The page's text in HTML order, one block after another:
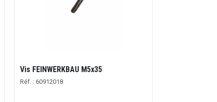
Vis FEINWERKBAU M5x35
Réf. : 60912018